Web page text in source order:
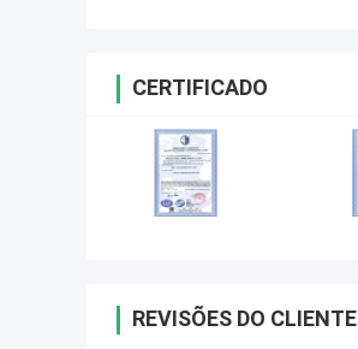
CERTIFICADO
REVISÕES DO CLIENTE